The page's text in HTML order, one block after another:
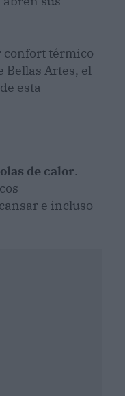
confort térmico
Bellas Artes, el
esta
de calor.
e incluso